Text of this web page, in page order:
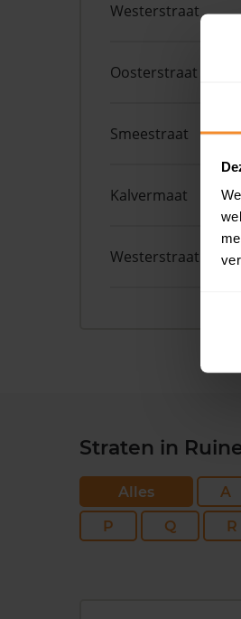
Westerstraat
Oosterstraat
Smeestraat
Kalvermaat
Westerstraat
Straten in
Alles A
P
Q R